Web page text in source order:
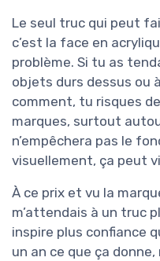
Le seul truc qui peut
c’est la face en
problème. Si tu as
objets durs dessus ou
comment, tu risques
marques, surtout
n’empêchera pas le
visuellement, ça peut
À ce prix et vu la
m’attendais à un truc
inspire plus confiance
un an ce que ça